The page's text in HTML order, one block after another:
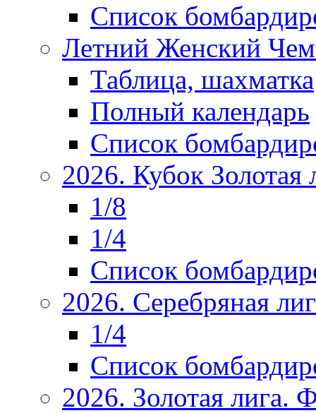
Список
Летний Женский
Таблица, шахматка
Полный календарь
Список
2026. Кубок Золотая
1/8
1/4
Список
2026. Серебряная
1/4
Список
2026. Золотая